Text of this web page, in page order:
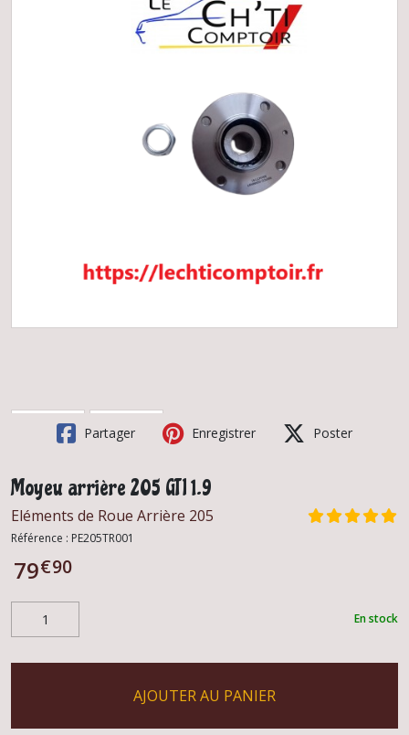
Partager Enregistrer Poster
Moyeu arrière 205 GTI 1.9
Eléments de Roue Arrière 205
Référence : PE205TR001
79€90
En stock
AJOUTER AU PANIER